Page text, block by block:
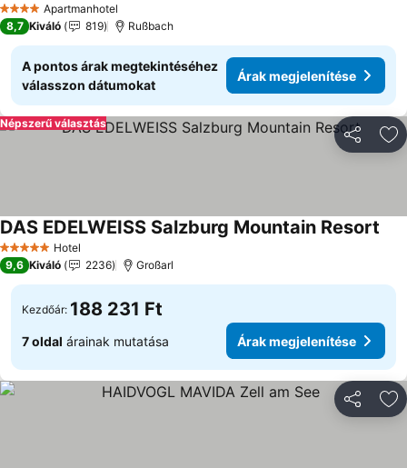
4 KategóriaApartmanhotel
8,7 Kiváló 819 Rußbach
A pontos árak megtekintéséhez
válasszon dátumokat
Árak megjelenítése
Népszerű választás
5 KategóriaHotel
DAS EDELWEISS Salzburg Mountain Resort
9,6 Kiváló 2236 Großarl
Kezdőár: 188 231 Ft
7 oldal árainak mutatása Árak megjelenítése